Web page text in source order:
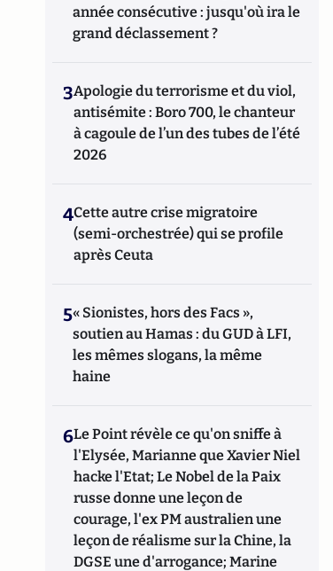
année consécutive : jusqu'où ira le
grand déclassement ?
3Apologie du terrorisme et du viol,
antisémite : Boro 700, le chanteur
à cagoule de l’un des tubes de l’été
2026
4Cette autre crise migratoire
(semi-orchestrée) qui se profile
après Ceuta
5« Sionistes, hors des Facs »,
soutien au Hamas : du GUD à LFI,
les mêmes slogans, la même
haine
6Le Point révèle ce qu'on sniffe à
l'Elysée, Marianne que Xavier Niel
hacke l'Etat; Le Nobel de la Paix
russe donne une leçon de
courage, l'ex PM australien une
leçon de réalisme sur la Chine, la
DGSE une d'arrogance; Marine